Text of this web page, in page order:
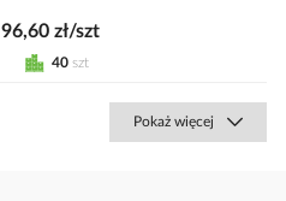
96,60 zł/szt
40 szt
Pokaż więcej